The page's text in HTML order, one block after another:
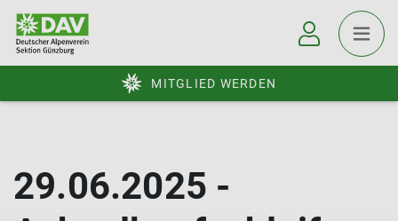
MITGLIED WERDEN
29.06.2025 -